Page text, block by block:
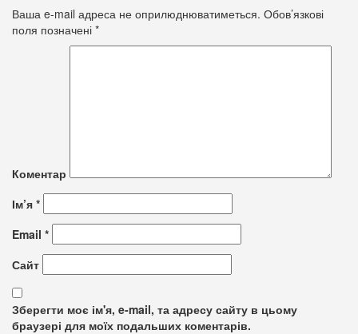
Ваша e-mail адреса не оприлюднюватиметься. Обов’язкові
поля позначені *
Коментар
Ім’я *
Email *
Сайт
Зберегти моє ім'я, e-mail, та адресу сайту в цьому
браузері для моїх подальших коментарів.